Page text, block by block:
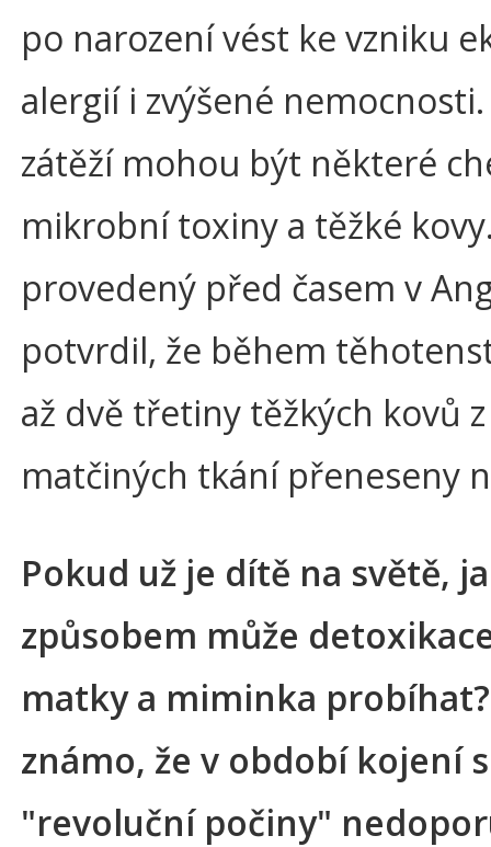
po narození vést ke vzniku
alergií i zvýšené
zátěží mohou být některé
mikrobní toxiny a těžké
provedený před časem v
potvrdil, že během
až dvě třetiny těžkých kovů z
matčiných tkání přeneseny
Pokud už je dítě na světě,
způsobem může
matky a miminka probíhat?
známo, že v období kojení
"revoluční počiny"